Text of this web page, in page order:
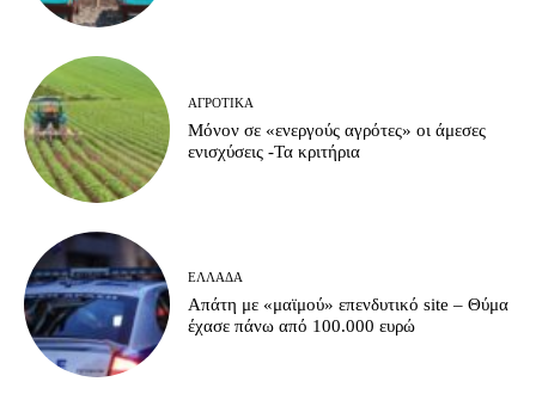
ΑΓΡΟΤΙΚΆ
Μόνον σε «ενεργούς αγρότες» οι άμεσες
ενισχύσεις -Τα κριτήρια
ΕΛΛΆΔΑ
Απάτη με «μαϊμού» επενδυτικό site – Θύμα
έχασε πάνω από 100.000 ευρώ